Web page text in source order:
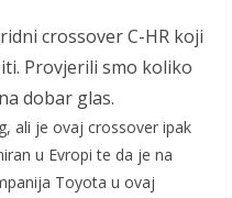
crossover C-HR koji
Provjerili smo koliko
dobar glas.
ali je ovaj crossover ipak
u Evropi te da je na
Toyota u ovaj